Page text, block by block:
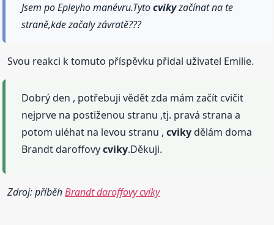
Jsem po Epleyho manévru.Tytocvikyzačínat na te
straně,kde začaly závratě???
Svou reakci k tomuto příspěvku přidal uživatel Emilie.
Dobrý den , potřebuji vědět zda mám začít cvičit
nejprve na postiženou stranu ,tj. pravá strana a
potom uléhat na levou stranu ,cvikydělám doma
Brandt daroffovycviky.Děkuji.
Zdroj: příběhBrandt daroffovy cviky